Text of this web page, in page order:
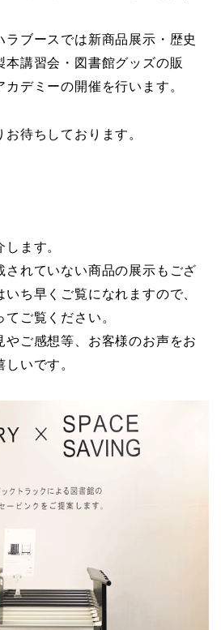
ラブースでは新商品展示・歴史
本講習会・図書館グッズの販
デミーの開催を行います。
待ちしております。
ます。
されていない商品の展示もござ
ち早くご覧になれますので、
ご覧ください。
やご感想等、お客様のお声をお
いです。